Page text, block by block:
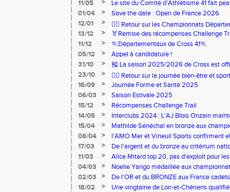
11/05 >
Le site du Comité d’Athlétisme 41 fait
01/04
>
Save the date : Open de France 2026
12/01
>
🏃‍♂️ Retour sur les Championnats
13/12
>
🏅Remise des récompenses Challenge
11/12
>
🏃Départementaux de Cross 41🏃
05/12
>
Appel à candidature !
31/10
>
🎽 La saison 2025/2026 de Cross est
23/10
>
🧘‍♀️ Retour sur la journée bien-être et
16/09
>
Journée Forme et Santé 2025
06/03
>
Saison Estivale 2025
15/12
>
Récompenses Challenge Trail
14/05
>
Interclubs 2024 : L'AJ Blois Onzain
Romorantin en N2B
15/04 >
Mathilde Sénéchal en bronze aux
08/04
>
l'AMO Mer et Vineuil Sports confirment
benjamins
17/03 >
De l'argent et du bronze au critérium
11/03
>
Alice Mitard top 20, pas d'exploit pour
04/03
>
Noelie Yarigo médaillée aux
02/03
>
De l'OR et du BRONZE aux France
18/02
>
Une vingtaine de Loir-et-Chériens